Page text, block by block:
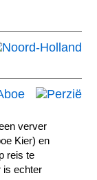
verver
Kier) en
reis te
is echter